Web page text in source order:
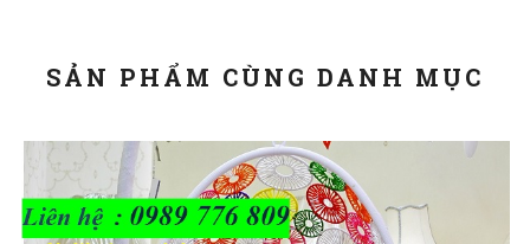
SẢN PHẨM CÙNG DANH MỤC